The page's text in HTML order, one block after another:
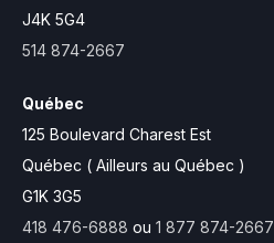
J4K 5G4
514 874-2667
Québec
125 Boulevard Charest Est
Québec ( Ailleurs au Québec )
G1K 3G5
418 476-6888 ou 1 877 874-2667